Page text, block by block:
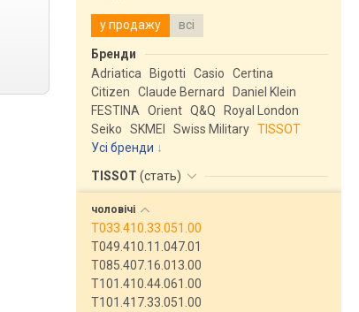
у продажу всі
Бренди
Adriatica
Bigotti Casio
Certina
Citizen
Claude Bernard
Daniel Klein
FESTINA
Orient Q&Q
Royal London
Seiko
SKMEI Swiss Military TISSOT
Усі бренди
TISSOT (стать)
чоловічі
T033.410.33.051.00
T049.410.11.047.01
T085.407.16.013.00
T101.410.44.061.00
T101.417.33.051.00